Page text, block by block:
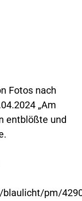
Fotos nach
„Am
entblößte und
pm/